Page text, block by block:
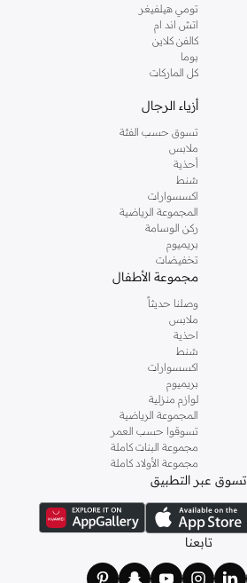
تومي هيلفيغر
اتش اند ام
كالفن كلاين
بوما
كل الماركات
أزياء الرجال
تسوق حسب الفئة
ملابس
أحذية
شنط
اكسسوارات
المجموعة الرياضية
ركن الوسامة
بريميوم
تخفيضات
مجموعة الأطفال
وصلنا حديثاً
ملابس
احذية
شنط
اكسسوارات
بريميوم
لوازم منزلية
المجموعة الرياضية
تسوقوا حسب العمر
مجموعة البنات كاملة
مجموعة الأولاد كاملة
تسوق عبر التطبيق
تابعنا